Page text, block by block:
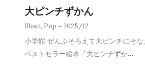
大ピンチずかん
Illust, Pop 2025/12
小学館 ぜんぶそろえて大ピンチにそ
ベストセラー絵本『大ピンチずか…